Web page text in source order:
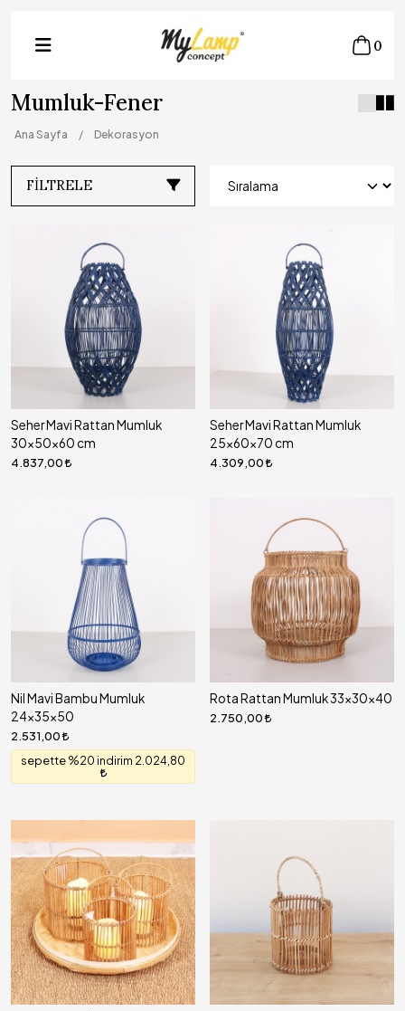
0
Mumluk-Fener
Ana Sayfa Dekorasyon
FILTRELE
Seher Mavi Rattan Mumluk
30x50x60 cm
4.837,00
Seher Mavi Rattan Mumluk
25x60x70 cm
4.309,00
Nil Mavi Bambu Mumluk
24x35x50
2.531,00
sepette %20 indirim 2.024,80
Rota Rattan Mumluk 33x30x40
2.750,00